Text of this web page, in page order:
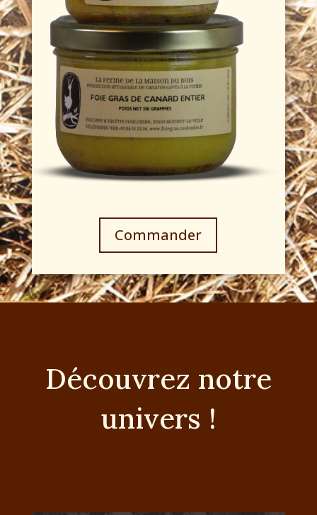
Commander
Découvrez notre
univers !